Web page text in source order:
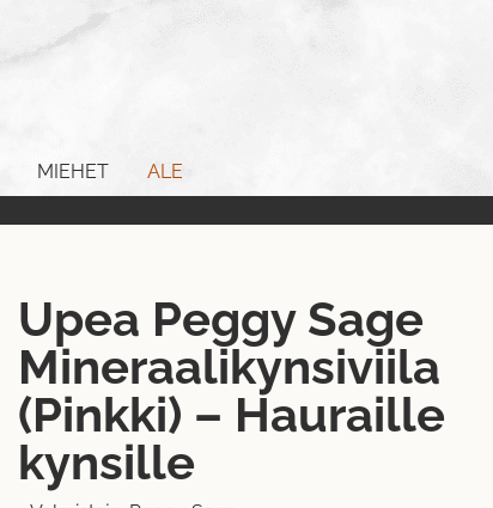
MIEHET
ALE
Upea Peggy Sage
Mineraalikynsiviila
(Pinkki) – Hauraille
kynsille